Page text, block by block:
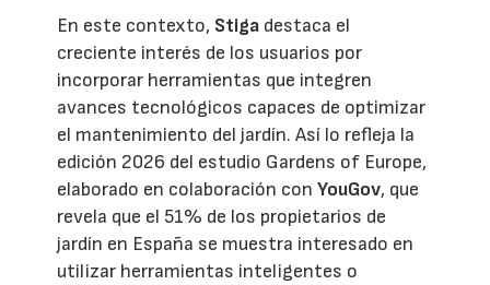
En este contexto, Stiga destaca el
creciente interés de los usuarios por
incorporar herramientas que integren
avances tecnológicos capaces de optimizar
el mantenimiento del jardín. Así lo refleja la
edición 2026 del estudio Gardens of Europe,
elaborado en colaboración conYouGov, que
revela que el 51% de los propietarios de
jardín en España se muestra interesado en
utilizar herramientas inteligentes o